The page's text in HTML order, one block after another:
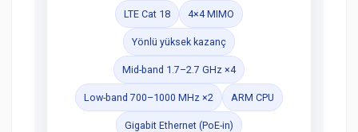
LTE Cat 18 4×4 MIMO
Yönlü yüksek kazanç
Mid-band 1.7–2.7 GHz ×4
Low-band 700–1000 MHz ×2 ARM CPU
Gigabit Ethernet (PoE-in)